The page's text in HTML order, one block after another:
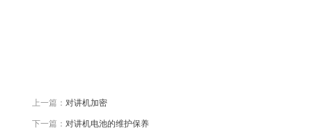
上一篇： 对讲机加密
下一篇： 对讲机电池的维护保养